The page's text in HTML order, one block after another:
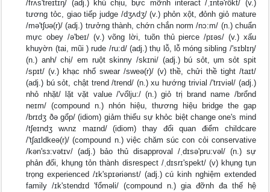
/frʌs'treɪtɪŋ/ (adj.) khú chịu, bực mỡnh interact /ˌɪntə'rổkt/ (v.)
tương tỏc, giao tiếp judge /dʒʌdʒ/ (v.) phỏn xột, đỏnh giỏ mature
/mə'tʃʊə(r)/ (adj.) trưởng thành, chớn chắn norm /nɔ:m/ (n.) chuẩn
mực obey /ə'beɪ/ (v.) võng lời, tuõn thủ pierce /pɪəs/ (v.) xấu
khuyờn (tai, mũi ) rude /ru:d/ (adj.) thụ lỗ, lỗ móng sibling /'sɪblɪŋ/
(n.) anh/ chị/ em ruột skinny /skɪni/ (adj.) bú sỏt, ụm sỏt spit
/spɪt/ (v.) khạc nhổ swear /sweə(r)/ (v) thề, chửi thề tight /taɪt/
(adj.) bú sỏt, chật trend /trend/ (n.) xu hướng trivial /'trɪviəl/ (adj.)
nhỏ nhặt/ lặt vặt value /'vổlju:/ (n.) giỏ trị brand name /brổnd
neɪm/ (compound n.) nhón hiệu, thương hiệu bridge the gap
/brɪdʒ ðə gổp/ (idiom) giảm thiểu sự khỏc biệt change one's mind
/tʃeɪndʒ wʌnz maɪnd/ (idiom) thay đổi quan điểm childcare
/'tʃaɪldkeə(r)/ (compound n.) việc chăm súc con cỏi conservative
/kən'sɜ:vətɪv/ (adj.) bảo thủ disapproval /ˌdɪsə'pru:vəl/ (n.) sự
phản đối, khụng tỏn thành disrespect /ˌdɪsrɪ'spekt/ (v) khụng tụn
trọng experienced /ɪk'spɪəriənst/ (adj.) cú kinh nghiệm extended
family /ɪk'stendɪd 'fổməli/ (compound n.) gia đỡnh đa thế hệ